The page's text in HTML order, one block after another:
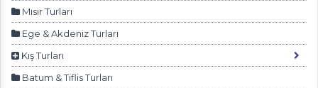
İstatistik Çerezleri
Ziyaretçilerin siteyi nasıl kullandığını anonim olarak
ölçeriz. Hangi sayfaların popüler olduğunu ve
kullanıcıların nerede zorluk yaşadığını anlamamıza
Mısır Turları
Ege & Akdeniz Turları
Kış Turları
Batum & Tiflis Turları